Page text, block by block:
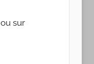
ou sur